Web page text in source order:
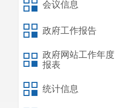
会议信息
政府工作报告
政府网站工作年度
报表
统计信息